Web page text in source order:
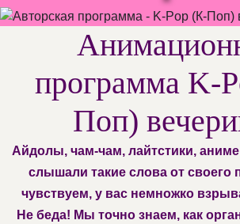
программа K-
Поп)
Айдолы, чам-чам, лайтстики,
слышали такие слова от своего
чувствуем, у вас немножко
Не беда! Мы точно знаем, как